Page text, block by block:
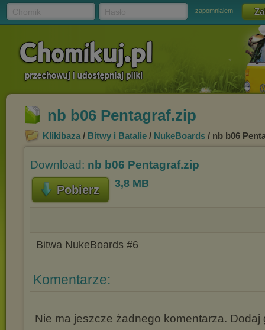
zapomniałem
nb b06 Pentagraf.zip
Klikibaza / Bitwy i Batalie / NukeBoards / nb b06
Download: nb b06 Pentagraf.zip
Pobierz 3,8 MB
Bitwa NukeBoards #6
Komentarze:
Nie ma jeszcze żadnego komentarza. Dodaj